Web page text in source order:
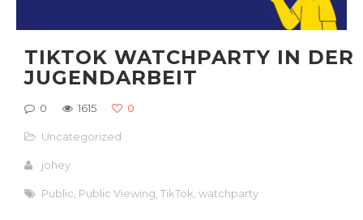
TIKTOK WATCHPARTY IN DER
JUGENDARBEIT
0 1615 0
Uncategorized
johey
Public Public Viewing ,TikTok ,watchparty